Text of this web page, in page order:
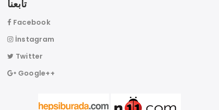
تابعنا
Facebook
İnstagram
Twitter
Google++